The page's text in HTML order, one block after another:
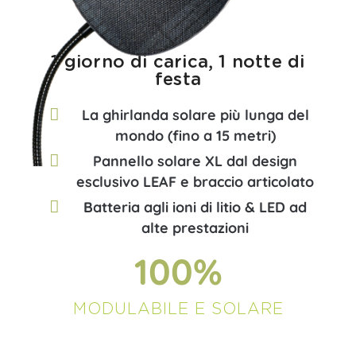
1 giorno di carica, 1 notte di
festa​
La ghirlanda solare più lunga del
mondo (fino a 15 metri)
Pannello solare XL dal design
esclusivo LEAF e braccio articolato
Batteria agli ioni di litio & LED ad
alte prestazioni
100%
MODULABILE E SOLARE